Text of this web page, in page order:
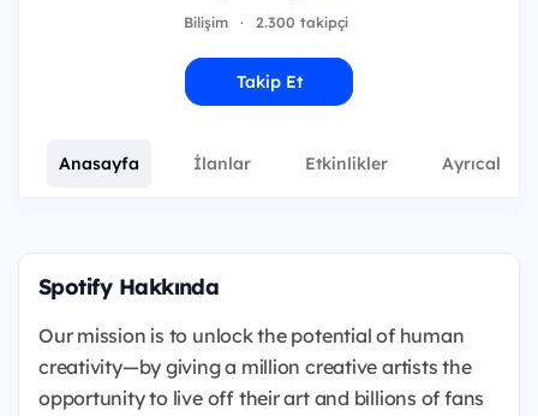
Bilişim · 2.300 takipçi
Takip Et
Anasayfa İlanlar Etkinlikler
Spotify Hakkında
Our mission is to unlock the potential of human
creativity—by giving a million creative artists the
opportunity to live off their art and billions of fans